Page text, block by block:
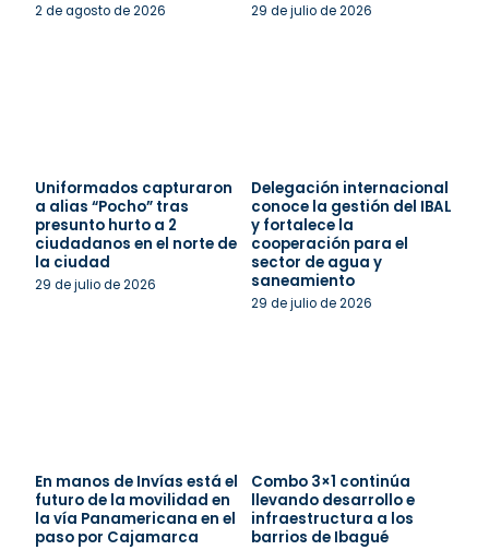
2 de agosto de 2026 29 de julio de 2026
Uniformados capturaron
a alias “Pocho” tras
presunto hurto a 2
ciudadanos en el norte de
la ciudad
29 de julio de 2026
Delegación internacional
conoce la gestión del IBAL
y fortalece la
cooperación para el
sector de agua y
saneamiento
29 de julio de 2026
En manos de Invías está el
futuro de la movilidad en
la vía Panamericana en el
paso por Cajamarca
Combo 3×1 continúa
llevando desarrollo e
infraestructura a los
barrios de Ibagué